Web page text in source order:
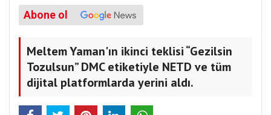
Abone ol
Meltem Yaman'ın ikinci teklisi “Gezilsin
Tozulsun” DMC etiketiyle NETD ve tüm
dijital platformlarda yerini aldı.